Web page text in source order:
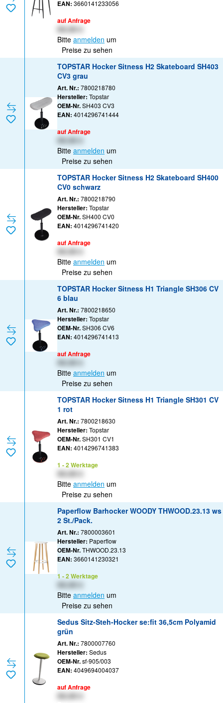
EAN: 3660141233056
auf Anfrage
Bitte anmelden um
Preise zu sehen
TOPSTAR Hocker Sitness H2 Skateboard SH403
CV3 grau
Art. Nr.: 7800218780
Hersteller: Topstar
OEM-Nr.SH403 CV3
EAN: 4014296741444
auf Anfrage
Bitte anmelden um
Preise zu sehen
TOPSTAR Hocker Sitness H2 Skateboard SH400
CV0 schwarz
Art. Nr.: 7800218790
Hersteller: Topstar
OEM-Nr.SH400 CV0
EAN: 4014296741420
auf Anfrage
Bitte anmelden um
Preise zu sehen
TOPSTAR Hocker Sitness H1 Triangle SH306 CV
6 blau
Art. Nr.: 7800218650
Hersteller: Topstar
OEM-Nr.SH306 CV6
EAN: 4014296741413
auf Anfrage
Bitte anmelden um
Preise zu sehen
TOPSTAR Hocker Sitness H1 Triangle SH301 CV
1 rot
Art. Nr.: 7800218630
Hersteller: Topstar
OEM-Nr.SH301 CV1
EAN: 4014296741383
1 - 2 Werktage
Bitte anmelden um
Preise zu sehen
Paperflow Barhocker WOODY THWOOD.23.13 ws
2 St./Pack.
Art. Nr.: 7800003601
Hersteller: Paperflow
OEM-Nr.THWOOD.23.13
EAN: 3660141230321
1 - 2 Werktage
Bitte anmelden um
Preise zu sehen
Sedus Sitz-Steh-Hocker se:fit 36,5cm Polyamid
grün
Art. Nr.: 7800007760
Hersteller: Sedus
OEM-Nr.sf-905/003
EAN: 4049694004037
auf Anfrage